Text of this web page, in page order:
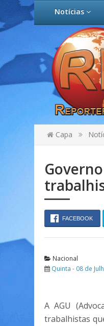
Notícias
Capa
FACEBOOK
Nacional
Quinta - 08 de
A AGU
trabalhistas